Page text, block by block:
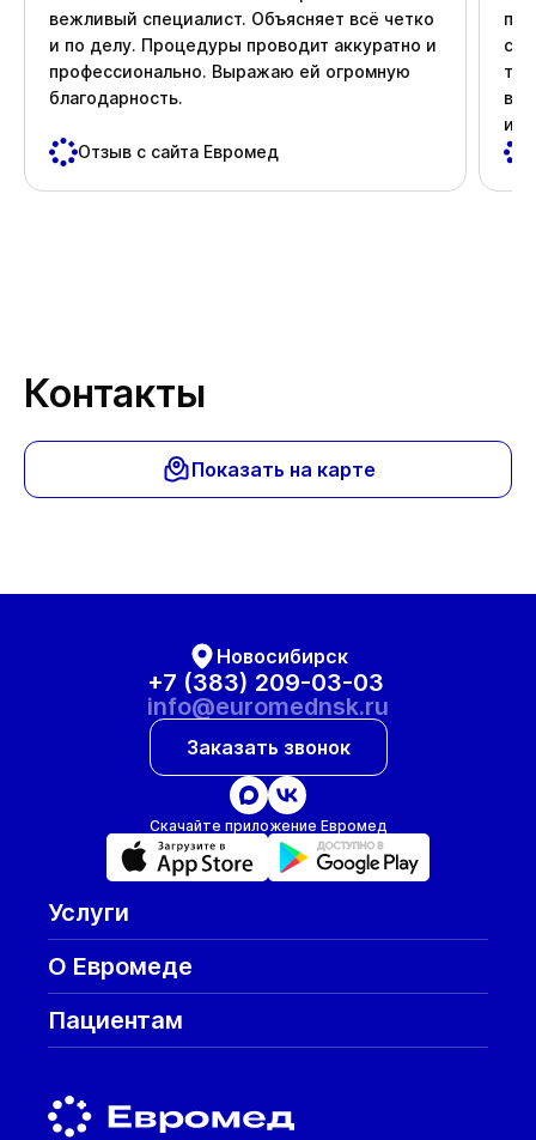
вежливый специалист. Объясняет всё четко
и по делу. Процедуры проводит аккуратно и
профессионально. Выражаю ей огромную
благодарность.
Отзыв с сайта Евромед
и
Контакты
Показать на карте
Новосибирск
+7 (383) 209-03-03
info@euromednsk.ru
Заказать звонок
Скачайте приложение Евромед
Услуги
О Евромеде
Пациентам